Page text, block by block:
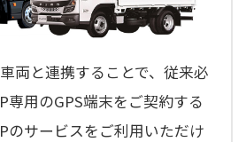
両と連携することで、従来必
専用のGPS端末をご契約する
のサービスをご利用いただけ